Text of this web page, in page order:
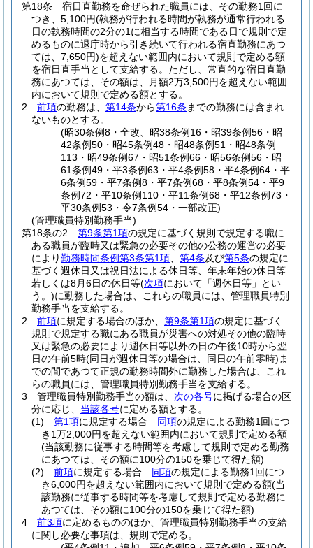
第18条
宿日直勤務を命ぜられた職員には、その勤務1回に
つき、5,100円(執務が行われる時間が執務が通常行われる
日の執務時間の2分の1に相当する時間である日で規則で定
めるものに退庁時から引き続いて行われる宿直勤務にあつ
ては、7,650円)を超えない範囲内において規則で定める額
を宿日直手当として支給する。 ただし、常直的な宿日直勤
務にあつては、その額は、月額2万3,500円を超えない範囲
内において規則で定める額とする。
2
前項の勤務は、 第14条から第16条 までの勤務には含まれ
ないものとする。
(昭30条例8・全改、昭38条例16・昭39条例56・昭
42条例50・昭45条例48・昭48条例51・昭48条例
113・昭49条例67・昭51条例66・昭56条例56・昭
61条例49・平3条例63・平4条例58・平4条例64・平
6条例59・平7条例8・平7条例68・平8条例54・平9
条例72・平10条例110・平11条例68・平12条例73・
平30条例53・令7条例54・一部改正)
(管理職員特別勤務手当)
第18条の2
第9条第1項の規定に基づく規則で規定する職に
ある職員が臨時又は緊急の必要その他の公務の運営の必要
により勤務時間条例第3条第1項 第4条及び第5条の規定に
基づく週休日又は祝日法による休日等、年末年始の休日等
若しくは8月6日の休日等(次項において「週休日等」とい
う。)に勤務した場合は、これらの職員には、管理職員特別
勤務手当を支給する。
2
前項に規定する場合のほか、 第9条第1項の規定に基づく
規則で規定する職にある職員が災害への対処その他の臨時
又は緊急の必要により週休日等以外の日の午後10時から翌
日の午前5時(同日が週休日等の場合は、同日の午前零時) ま
での間であつて正規の勤務時間外に勤務した場合は、これ
らの職員には、管理職員特別勤務手当を支給する。
3
管理職員特別勤務手当の額は、 次の各号に掲げる場合の区
分に応じ、 当該各号に定める額とする。
(1)
第1項に規定する場合 同項の規定による勤務1回につ
き1万2,000円を超えない範囲内において規則で定める額
(当該勤務に従事する時間等を考慮して規則で定める勤務
にあつては、その額に100分の150を乗じて得た額)
(2)
前項に規定する場合 同項の規定による勤務1回につ
き6,000円を超えない範囲内において規則で定める額(当
該勤務に従事する時間等を考慮して規則で定める勤務に
あつては、その額に100分の150を乗じて得た額)
4
前3項に定めるもののほか、管理職員特別勤務手当の支給
に関し必要な事項は、規則で定める。